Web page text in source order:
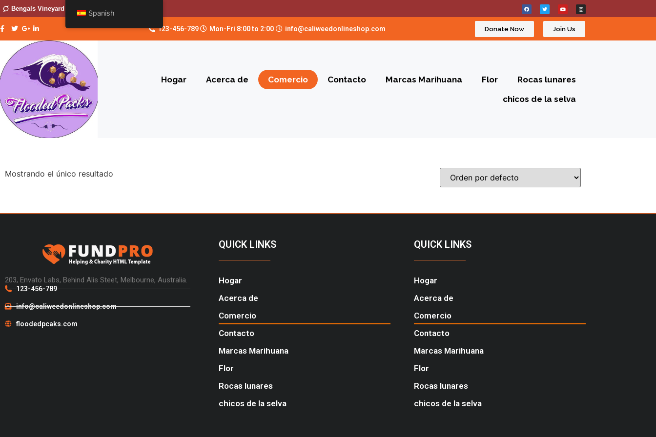
Bengals Vineyard
123-456-789 Mon-Fri 8:00 to 2:00 info@caliweedonlineshop.com Donate Now Join Us
Hogar Acerca de Comercio Contacto Marcas Marihuana Flor
Rocas lunares
chicos de la selva
Mostrando el único resultado
203, Envato Labs, Behind Alis Steet, Melbourne, Australia.
123-456-789
info@caliweedonlineshop.com
floodedpcaks.com
QUICK LINKS
Hogar
Acerca de
Comercio
Contacto
Marcas Marihuana
Flor
Rocas lunares
chicos de la selva
QUICK LINKS
Hogar
Acerca de
Comercio
Contacto
Marcas Marihuana
Flor
Rocas lunares
chicos de la selva
Spanish